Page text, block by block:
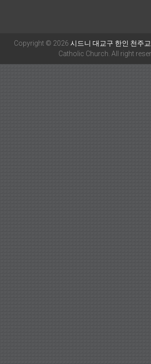
Copyright © 2026 시드니 대교구 한인 천주
Catholic Church. All right